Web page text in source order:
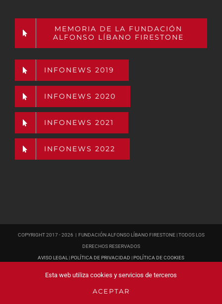
MEMORIA DE LA FUNDACIÓN
ALFONSO LÍBANO FIRESTONE
INFONEWS 2019
INFONEWS 2020
INFONEWS 2021
INFONEWS 2022
COPYRIGHT 2017 -2026 | FUNDACIÓN ALFONSO LÍBANO FIRESTONE | TODOS LOS
DERECHOS RESERVADOS
AVISO LEGAL |POLÍTICA DE PRIVACIDAD |POLÍTICA DE COOKIES
YouTubeFacebook
Esta web utiliza cookies y servicios de terceros
ACEPTAR